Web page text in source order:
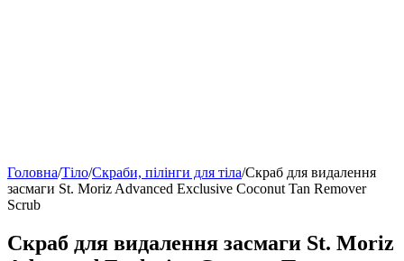
Головна/Тіло/Скраби, пілінги для тіла/Скраб для видалення
засмаги St. Moriz Advanced Exclusive Coconut Tan Remover
Scrub
Скраб для видалення засмаги St. Moriz